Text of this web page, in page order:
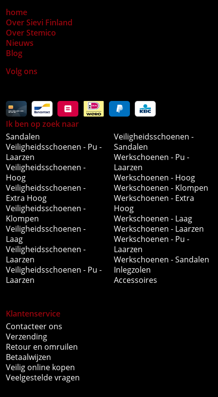
home
Over Sievi Finland
Over Stemico
Nieuws
Blog
Volg ons
Ik ben op zoek naar
Sandalen
Veiligheidsschoenen - Pu -
Laarzen
Veiligheidsschoenen -
Hoog
Veiligheidsschoenen -
Extra Hoog
Veiligheidsschoenen -
Klompen
Veiligheidsschoenen -
Laag
Veiligheidsschoenen -
Laarzen
Veiligheidsschoenen - Pu -
Laarzen
Veiligheidsschoenen -
Sandalen
Werkschoenen - Pu -
Laarzen
Werkschoenen - Hoog
Werkschoenen - Klompen
Werkschoenen - Extra
Hoog
Werkschoenen - Laag
Werkschoenen - Laarzen
Werkschoenen - Pu -
Laarzen
Werkschoenen - Sandalen
Inlegzolen
Accessoires
Klantenservice
Contacteer ons
Verzending
Retour en omruilen
Betaalwijzen
Veilig online kopen
Veelgestelde vragen